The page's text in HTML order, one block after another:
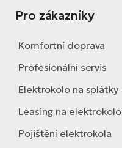
Pro zákazníky
Komfortní doprava
Profesionální servis
Elektrokolo na splátky
Leasing na elektrokolo
Pojištění elektrokola